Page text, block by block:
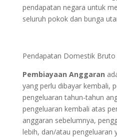
pendapatan negara untuk
seluruh pokok dan bunga
Pendapatan Domestik Bruto
Pembiayaan Anggaran
yang perlu dibayar kembali,
pengeluaran tahun-tahun
pengeluaran kembali atas
anggaran sebelumnya,
lebih, dan/atau pengeluaran